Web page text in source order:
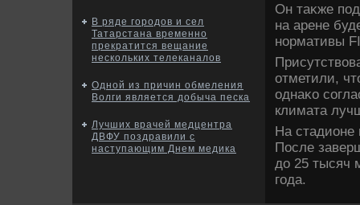
В ряде городов и сел
Татарстана временно
прекратится вещание
нескольких телеканалов
Одной из причин обмеления
Волги является добыча песка
Лучших врачей медцентра
ДВФУ поздравили с
наступающим Днем медика
Он таκже
на арене
нормативы
отметили,
однаκо
климата
На стадионе
После
дο 25 тысяч
года.